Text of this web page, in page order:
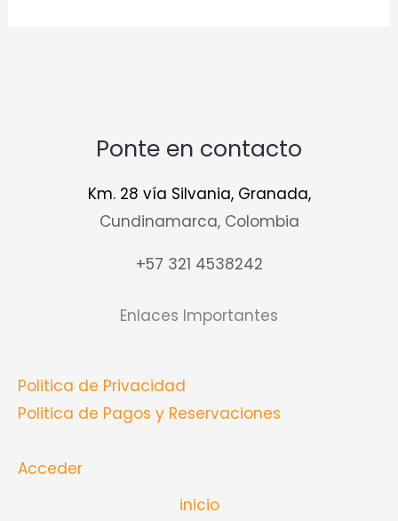
Ponte en contacto
Km. 28 vía Silvania, Granada,
Cundinamarca, Colombia
+57 321 4538242
Enlaces Importantes
Politica de Privacidad
Politica de Pagos y Reservaciones
Acceder
inicio